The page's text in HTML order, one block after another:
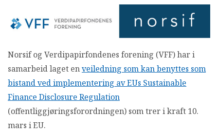
AKTUELT
OM VFF
DEN LILLE FONDSHÅNDBOKEN
IN ENGLISH
Norsif og Verdipapirfondenes forening (VFF) har i
samarbeid laget enveiledning som kan benyttes som
bistand ved implementering av EUs Sustainable
Finance Disclosure Regulation
(offentliggjøringsforordningen) som trer i kraft 10.
mars i EU.